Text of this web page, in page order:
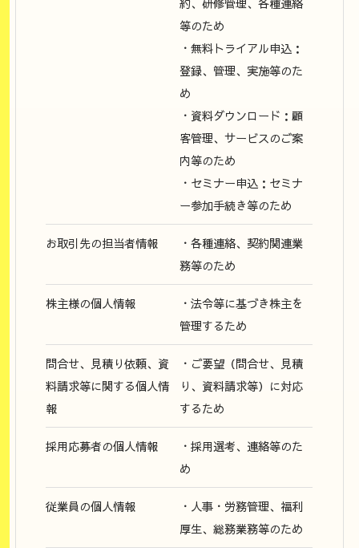
等のため
・無料トライアル申込：
登録、管理、実施等のた
め
・資料ダウンロード：顧
客管理、サービスのご案
内等のため
・セミナー申込：セミナ
ー参加手続き等のため
お取引先の担当者情報
・各種連絡、契約関連業
務等のため
株主様の個人情報
・法令等に基づき株主を
管理するため
問合せ、見積り依頼、資
料請求等に関する個人情
報
・ご要望（問合せ、見積
り、資料請求等）に対応
するため
採用応募者の個人情報
・採用選考、連絡等のた
め
従業員の個人情報
・人事・労務管理、福利
厚生、総務業務等のため